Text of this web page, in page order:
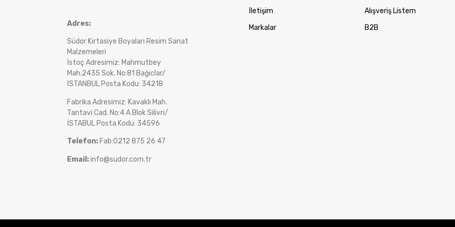
Adres:
Südor Kırtasiye Boyaları Resim Sanat
Malzemeleri
İstoç Adresimiz: Mahmutbey
Mah.2435 Sok. No:81 Bağıclar/
İSTANBUL Posta Kodu: 34218
Fabrika Adresimiz: Kavaklı Mah.
Tantavi Cad. No:4 A Blok Silivri/
İSTABUL Posta Kodu: 34596
Telefon: Fab:0212 875 26 47
Email:info@sudor.com.tr
İletişim
Markalar
Alışveriş Listem
B2B